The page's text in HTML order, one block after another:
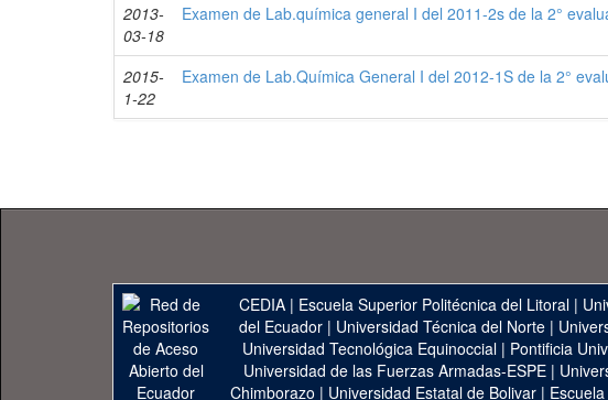
2013-
03-18
Examen de Lab.química general I del 2011-2s de la 2°
2015-
1-22
Examen de Lab.Química General I del 2012-1S de la 2°
CEDIA | Escuela Superior Politécnica del Litoral |
del Ecuador| Universidad Técnica del Norte|
Universidad Tecnológica Equinoccial| Pontificia
Universidad de las Fuerzas Armadas-ESPE |
Chimborazo | Universidad Estatal de Bolivar|